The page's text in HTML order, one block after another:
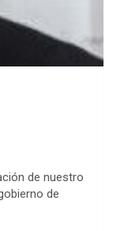
de nuestro
de